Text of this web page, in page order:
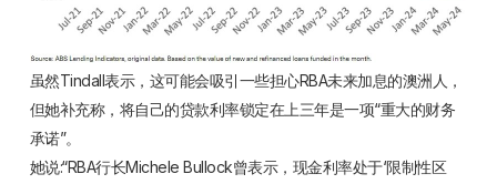
虽然Tindall表示，这可能会吸引一些担心RBA未来加息的澳洲人，
但她补充称，将自己的贷款利率锁定在上三年是一项“重大的财务
承诺”。
她说:“RBA行长Michele Bullock曾表示，现金利率处于‘限制性区